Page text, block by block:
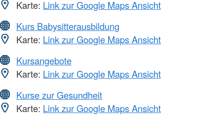
Karte: Link zur Google Maps Ansicht
Kurs Babysitterausbildung
Karte: Link zur Google Maps Ansicht
Kursangebote
Karte: Link zur Google Maps Ansicht
Kurse zur Gesundheit
Karte: Link zur Google Maps Ansicht